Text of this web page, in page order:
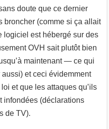
doute que ce dernier
broncher (comme si ça allait
logiciel est hébergé sur des
OVH sait plutôt bien
maintenant — ce qui
et ceci évidemment
et que les attaques qu’ils
infondées (déclarations
de TV).